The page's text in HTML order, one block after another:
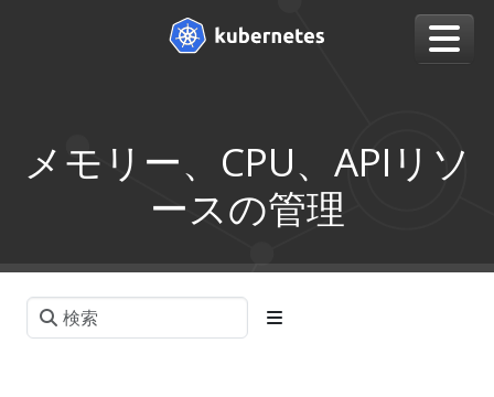
メモリー、CPU、APIリソ
ースの管理